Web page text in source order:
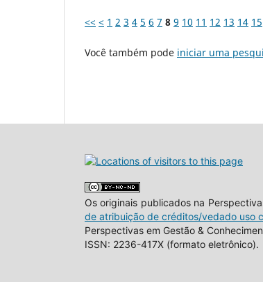
<< < 1 2 3 4 5 6 7 8 9 10 11 12 13 14 15
Você também pode iniciar uma
Os originais publicados na
de atribuição de créditos/vedado uso
Perspectivas em Gestão &
ISSN: 2236-417X (formato eletrônico).